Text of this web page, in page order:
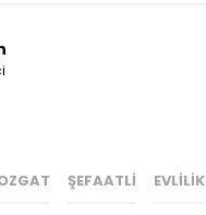
ŞEFAATLI EVLILIK